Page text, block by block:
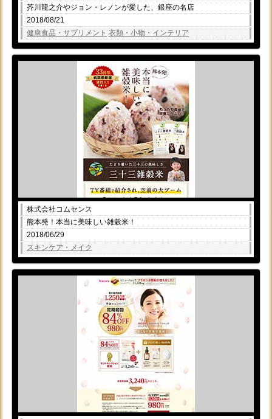
芥川龍之介やジョン・レノンが愛した、銀座の名店
2018/08/21
健康食品・サプリメント 衣類・小物・インテリア
株式会社コムセンス
熊本発！本当に美味しい雑穀米！
2018/06/29
スキンケア・メイク